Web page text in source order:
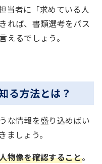
当者に「求めている人
れば、書類選考をパス
えるでしょう。
る方法とは？
な情報を盛り込めばい
ましょう。
物像を確認すること。